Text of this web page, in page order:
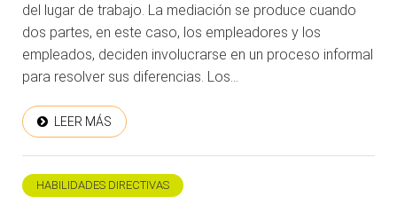
del lugar de trabajo. La mediación se produce cuando
dos partes, en este caso, los empleadores y los
empleados, deciden involucrarse en un proceso informal
para resolver sus diferencias. Los...
LEER MÁS
HABILIDADES DIRECTIVAS